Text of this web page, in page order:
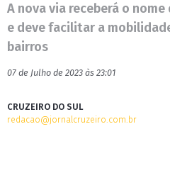
A nova via receberá o
e deve facilitar a
bairros
07 de Julho de 2023 às 23:01
CRUZEIRO DO SUL
redacao@jornalcruzeiro.com.br